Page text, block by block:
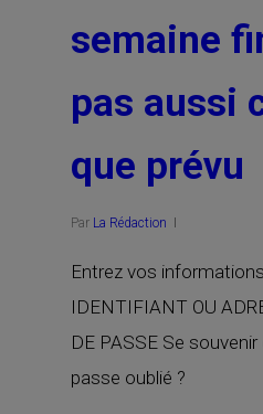
semaine
pas aussi
que prévu
Par La Rédaction
Entrez vos
IDENTIFIANT OU
DE PASSE Se
passe oublié ?